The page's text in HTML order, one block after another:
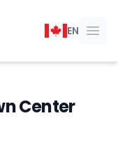
EN
Center